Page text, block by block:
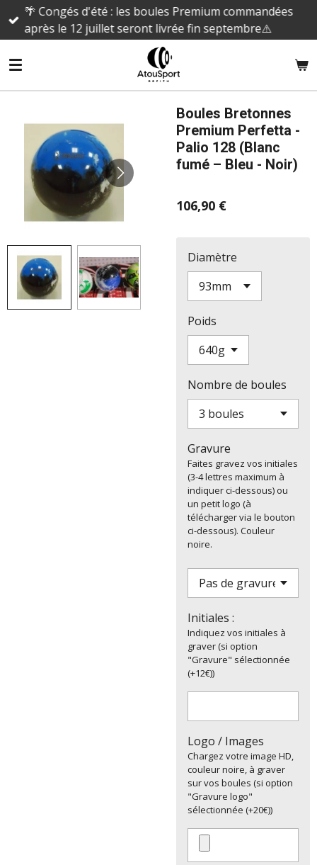
Passer
principal
🌴 Congés d'été : les boules Premium commandées
après le 12 juillet seront livrée fin septembre⚠️
Boules Bretonnes
Premium Perfetta -
Palio 128 (Blanc
fumé – Bleu - Noir)
106,90 €
Diamètre
Poids
Nombre de boules
Gravure
Faites gravez vos initiales
(3-4 lettres maximum à
indiquer ci-dessous) ou
un petit logo (à
télécharger via le bouton
ci-dessous). Couleur
noire.
Initiales :
Indiquez vos initiales à
graver (si option
"Gravure" sélectionnée
(+12€))
Logo / Images
Chargez votre image HD,
couleur noire, à graver
sur vos boules (si option
"Gravure logo"
sélectionnée (+20€))